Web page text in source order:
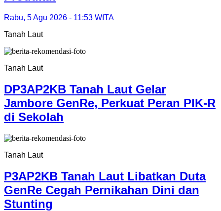
Rabu, 5 Agu 2026 - 11:53 WITA
Tanah Laut
Tanah Laut
DP3AP2KB Tanah Laut Gelar
Jambore GenRe, Perkuat Peran PIK-R
di Sekolah
Tanah Laut
P3AP2KB Tanah Laut Libatkan Duta
GenRe Cegah Pernikahan Dini dan
Stunting